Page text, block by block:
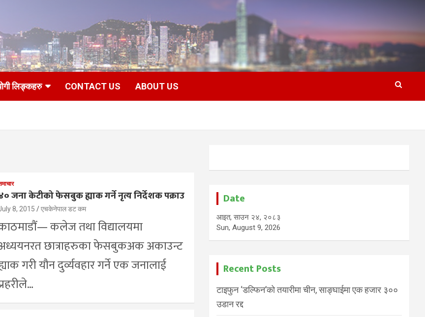
लिङ्कहरु CONTACT US ABOUT US
जना केटीको फेसबुक ह्याक गर्ने नृत्य निर्देशक पक्राउ
8, 2015 एचकेनेपाल डट कम
कलेज तथा विद्यालयमा
छात्राहरुका फेसबुकअक अकाउन्ट
गरी यौन दुर्व्यवहार गर्ने एक जनालाई
Date
आइत, साउन २४, २०८३
Sun, August 9, 2026
Recent Posts
टाइफुन ‘डल्फिन’को तयारीमा चीन, साङ्घाईमा एक हजार ३००
उडान रद्द